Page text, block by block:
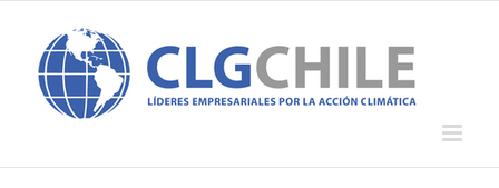
contenido